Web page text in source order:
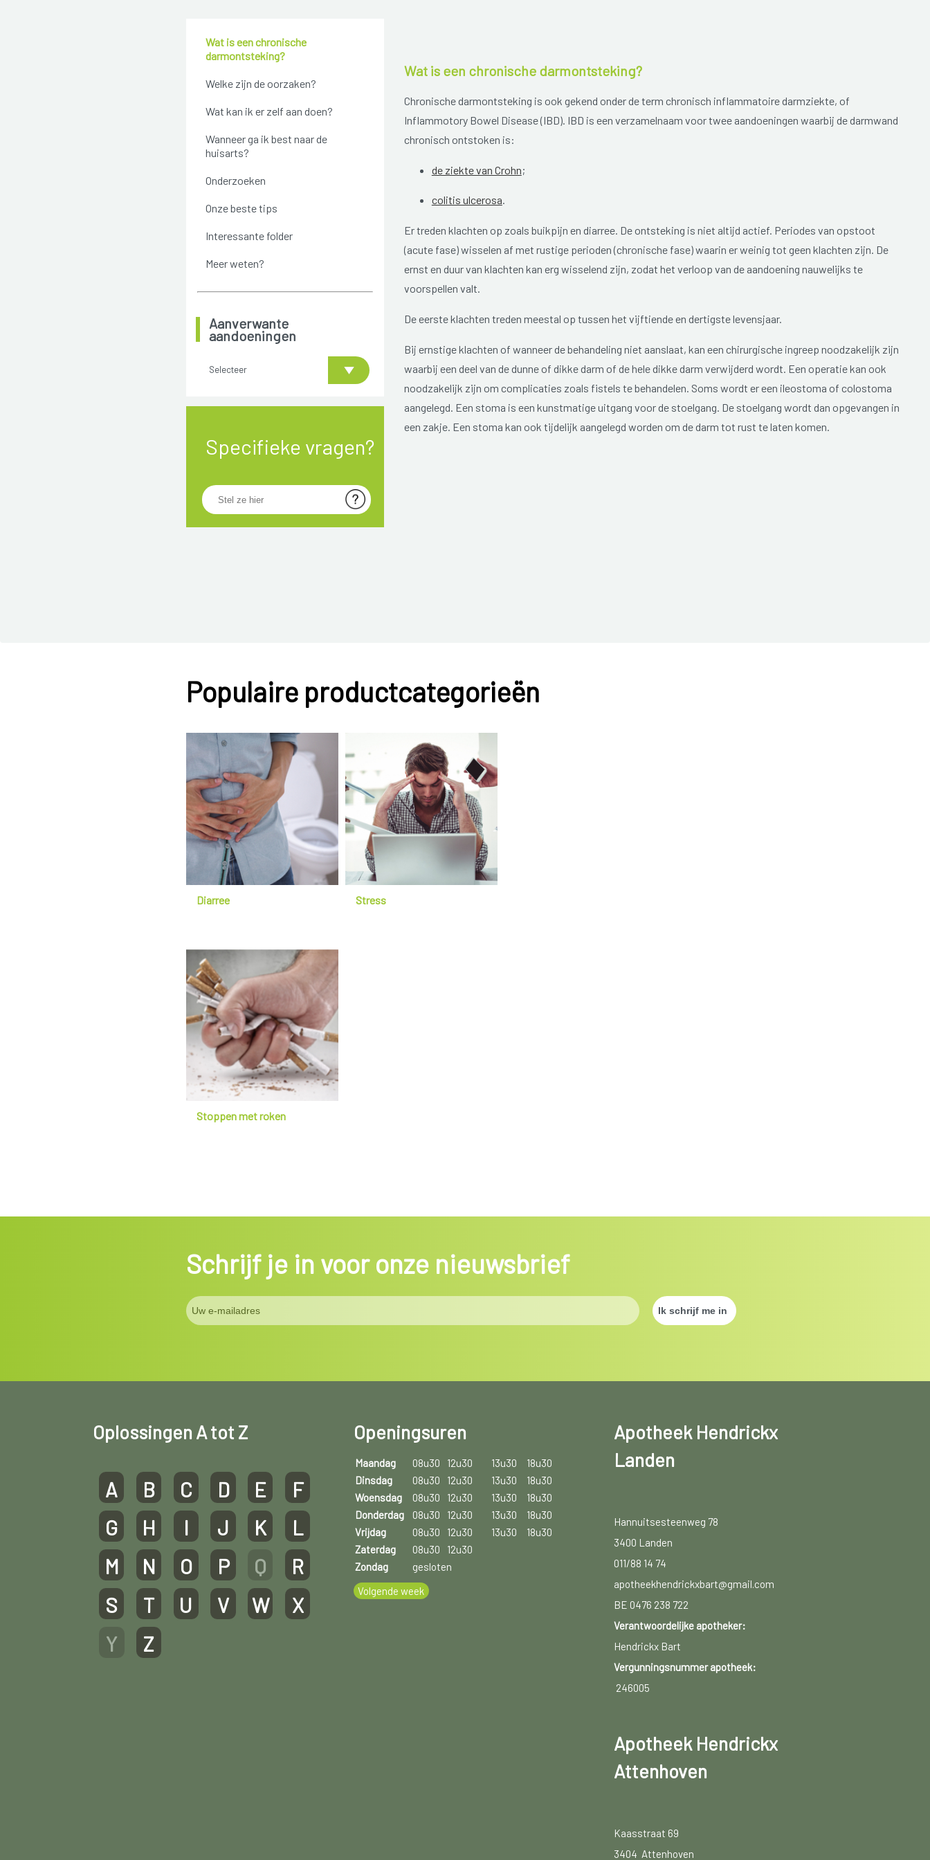
Wat is een chronische
darmontsteking?
Welke zijn de oorzaken?
Wat kan ik er zelf aan doen?
Wanneer ga ik best naar de
huisarts?
Onderzoeken
Onze beste tips
Interessante folder
Meer weten?
Aanverwante
aandoeningen
Selecteer
Specifieke vragen?
Wat is een chronische darmontsteking?
Chronische darmontsteking is ook gekend onder de term chronisch inflammatoire darmziekte, of
Inflammotory Bowel Disease (IBD). IBD is een verzamelnaam voor twee aandoeningen waarbij de darmwand
chronisch ontstoken is:
de ziekte van Crohn;
colitis ulcerosa.
Er treden klachten op zoals buikpijn en diarree. De ontsteking is niet altijd actief. Periodes van opstoot
(acute fase) wisselen af met rustige perioden (chronische fase) waarin er weinig tot geen klachten zijn. De
ernst en duur van klachten kan erg wisselend zijn, zodat het verloop van de aandoening nauwelijks te
voorspellen valt.
De eerste klachten treden meestal op tussen het vijftiende en dertigste levensjaar.
Bij ernstige klachten of wanneer de behandeling niet aanslaat, kan een chirurgische ingreep noodzakelijk zijn
waarbij een deel van de dunne of dikke darm of de hele dikke darm verwijderd wordt. Een operatie kan ook
noodzakelijk zijn om complicaties zoals fistels te behandelen. Soms wordt er een ileostoma of colostoma
aangelegd. Een stoma is een kunstmatige uitgang voor de stoelgang. De stoelgang wordt dan opgevangen in
een zakje. Een stoma kan ook tijdelijk aangelegd worden om de darm tot rust te laten komen.
Populaire productcategorieën
Diarree Stress
Stoppen met roken
Schrijf je in voor onze nieuwsbrief
Oplossingen A tot Z
A B C D E
F
G
H I J K
L
M
N O P Q
R
S
T U V W
X
Y
Z
Openingsuren
Maandag 08u30 12u30 13u30
18u30
Dinsdag
08u30 12u30 13u30
18u30
Woensdag
08u30 12u30 13u30
18u30
Donderdag
08u30 12u30 13u30
18u30
Vrijdag
08u30 12u30 13u30
18u30
Zaterdag
08u30
12u30
Zondag
gesloten
Volgende week
Apotheek Hendrickx
Landen
Hannuitsesteenweg 78
3400 Landen
011/88 14 74
apotheekhendrickxbart@gmail.com
BE 0476 238 722
Verantwoordelijke apotheker:
Hendrickx Bart
Vergunningsnummer apotheek:
246005
Apotheek Hendrickx
Attenhoven
Kaasstraat 69
3404 Attenhoven